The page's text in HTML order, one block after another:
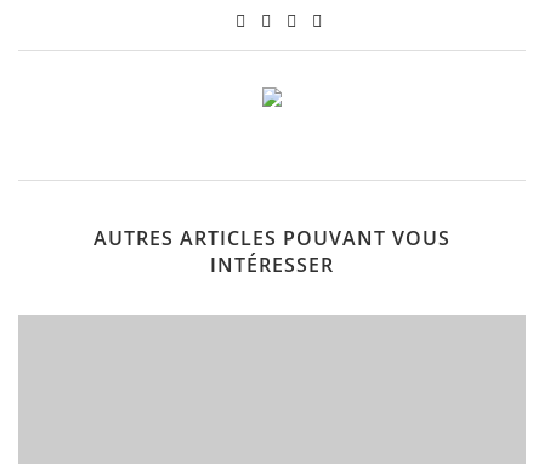
AUTRES ARTICLES POUVANT VOUS
INTÉRESSER